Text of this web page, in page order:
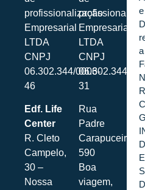
profissionalização
Empresarial
LTDA
CNPJ
06.302.344/0006-
46
Edf. Life
Center
R. Cleto
Campelo,
30 –
Nossa
Empresarial
LTDA
CNPJ
06.302.344/
31
Rua
Padre
Carapuceiro,
590
Boa
viagem,
e
a